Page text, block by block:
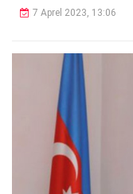
7 Aprel 2023, 13:06